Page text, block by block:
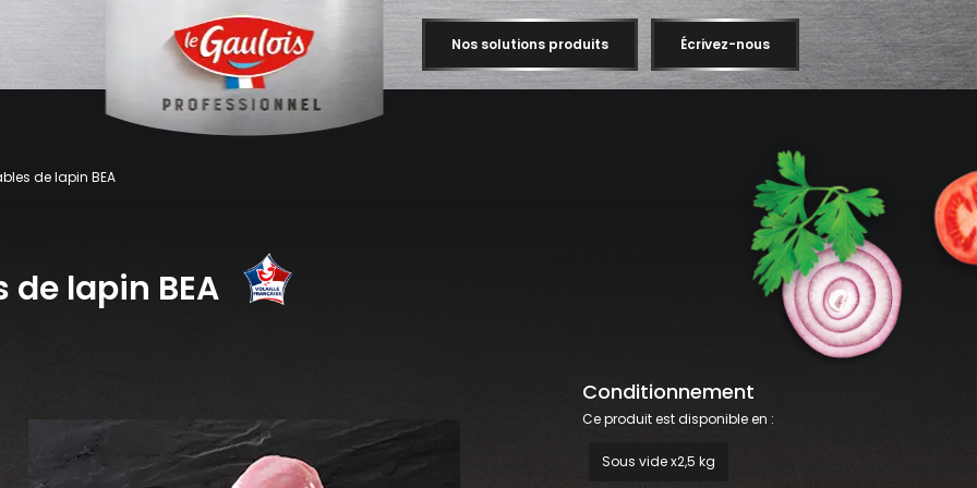
Nos solutions produits Écrivez-nous
de lapin BEA
lapin BEA
Conditionnement
Ce produit est disponible en :
Sous vide x2,5 kg